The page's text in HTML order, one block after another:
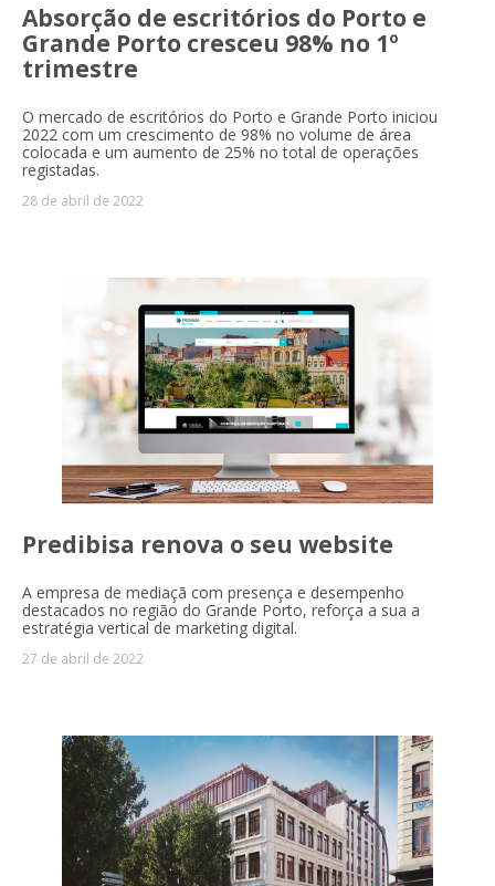
Absorção de escritórios do Porto e
Grande Porto cresceu 98% no 1º
trimestre
O mercado de escritórios do Porto e Grande Porto iniciou
2022 com um crescimento de 98% no volume de área
colocada e um aumento de 25% no total de operações
registadas.
28 de abril de 2022
Predibisa renova o seu website
A empresa de mediaçã com presença e desempenho
destacados no região do Grande Porto, reforça a sua a
estratégia vertical de marketing digital.
27 de abril de 2022